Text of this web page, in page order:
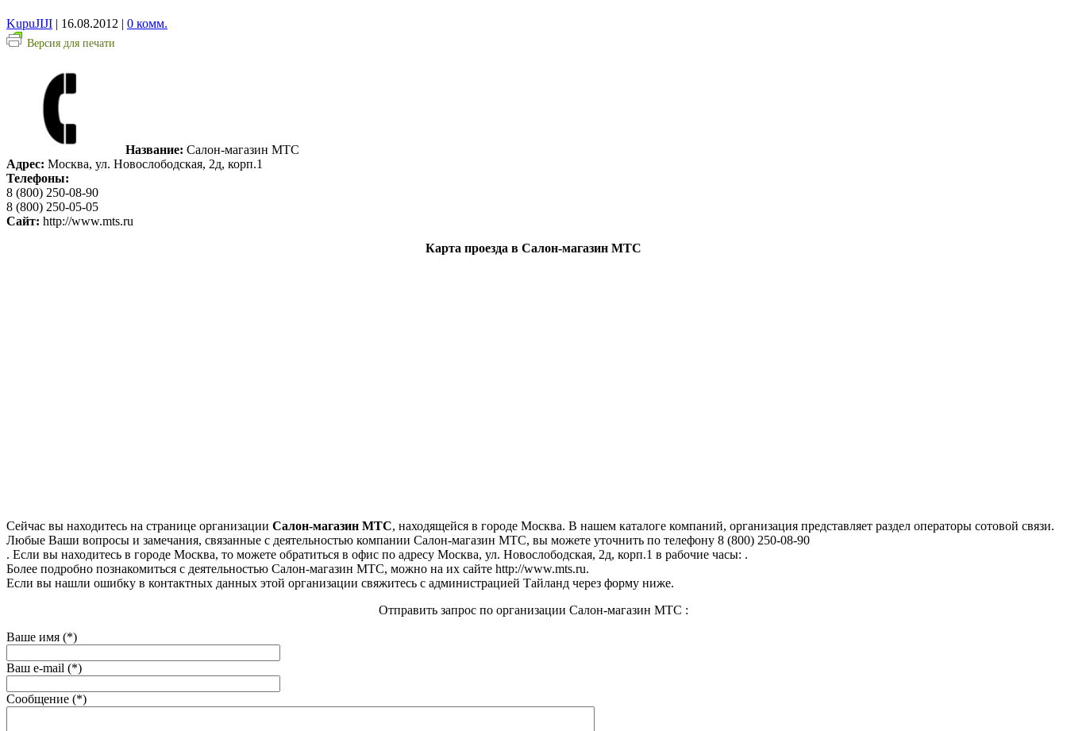
KupuJIJI | 16.08.2012 | 0 комм.
Версия для печати
Название: Салон-магазин МТС
Адрес: Москва, ул. Новослободская, 2д, корп.1
Телефоны:
8 (800) 250-08-90
8 (800) 250-05-05
Сайт: http://www.mts.ru
Карта проезда в Салон-магазин МТС
Сейчас вы находитесь на странице организации Салон-магазин МТС, находящейся в городе Москва. В нашем каталоге компаний, организация представляет раздел операторы сотовой связи.
Любые Ваши вопросы и замечания, связанные с деятельностью компании Салон-магазин МТС, вы можете уточнить по телефону 8 (800) 250-08-90
. Если вы находитесь в городе Москва, то можете обратиться в офис по адресу Москва, ул. Новослободская, 2д, корп.1 в рабочие часы: .
Более подробно познакомиться с деятельностью Салон-магазин МТС, можно на их сайте http://www.mts.ru.
Если вы нашли ошибку в контактных данных этой организации свяжитесь с администрацией Тайланд через форму ниже.
Отправить запрос по организации Салон-магазин МТС :
Ваше имя (*)
Ваш e-mail (*)
Сообщение (*)